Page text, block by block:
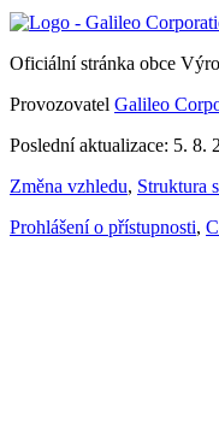
Oficiální stránka obce
Provozovatel Galileo
Poslední aktualizace: 5. 8.
Změna vzhledu, Struktura
Prohlášení o přístupnosti,